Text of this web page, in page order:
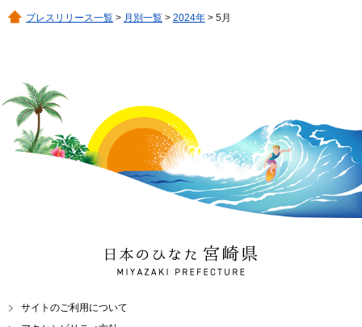
プレスリリース一覧 > 月別一覧 > 2024年 > 5月
日本のひなた 宮崎県
MIYAZAKI PREFECTURE
サイトのご利用について